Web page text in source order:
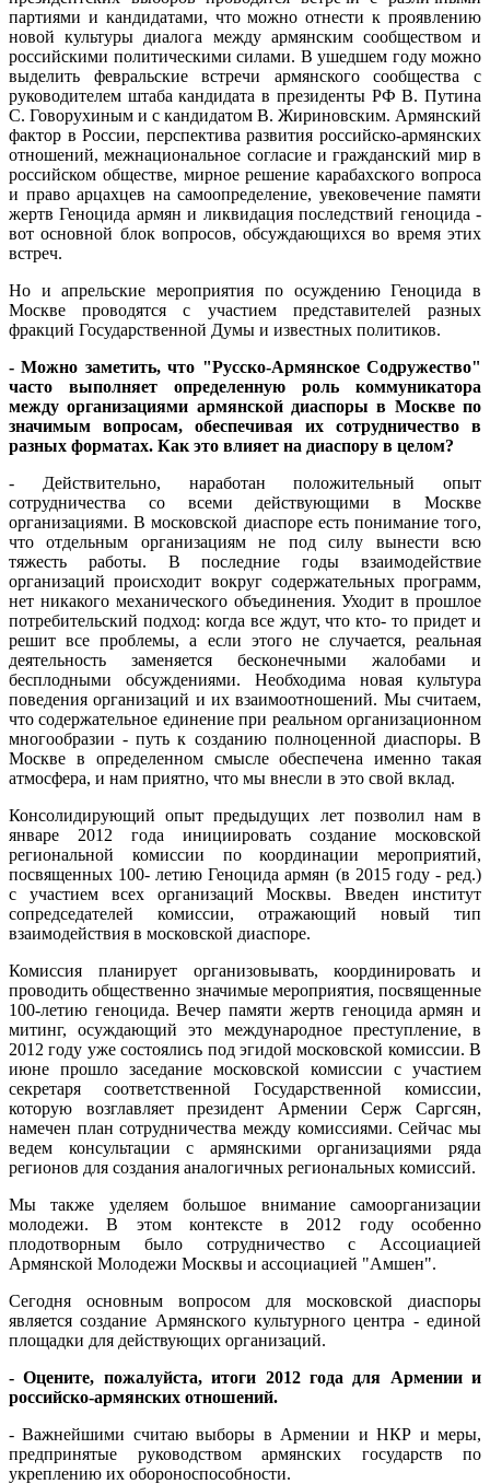
партиями и кандидатами, что можно отнести к проявлению
новой культуры диалога между армянским сообществом и
российскими политическими силами. В ушедшем году можно
выделить февральские встречи армянского сообщества с
руководителем штаба кандидата в президенты РФ В. Путина
С. Говорухиным и с кандидатом В. Жириновским. Армянский
фактор в России, перспектива развития российско-армянских
отношений, межнациональное согласие и гражданский мир в
российском обществе, мирное решение карабахского вопроса
и право арцахцев на самоопределение, увековечение памяти
жертв Геноцида армян и ликвидация последствий геноцида -
вот основной блок вопросов, обсуждающихся во время этих
встреч.
Но и апрельские мероприятия по осуждению Геноцида в
Москве проводятся с участием представителей разных
фракций Государственной Думы и известных политиков.
- Можно заметить, что "Русско-Армянское Содружество"
часто выполняет определенную роль коммуникатора
между организациями армянской диаспоры в Москве по
значимым вопросам, обеспечивая их сотрудничество в
разных форматах. Как это влияет на диаспору в целом?
- Действительно, наработан положительный опыт
сотрудничества со всеми действующими в Москве
организациями. В московской диаспоре есть понимание того,
что отдельным организациям не под силу вынести всю
тяжесть работы. В последние годы взаимодействие
организаций происходит вокруг содержательных программ,
нет никакого механического объединения. Уходит в прошлое
потребительский подход: когда все ждут, что кто- то придет и
решит все проблемы, а если этого не случается, реальная
деятельность заменяется бесконечными жалобами и
бесплодными обсуждениями. Необходима новая культура
поведения организаций и их взаимоотношений. Мы считаем,
что содержательное единение при реальном организационном
многообразии - путь к созданию полноценной диаспоры. В
Москве в определенном смысле обеспечена именно такая
атмосфера, и нам приятно, что мы внесли в это свой вклад.
Консолидирующий опыт предыдущих лет позволил нам в
январе 2012 года инициировать создание московской
региональной комиссии по координации мероприятий,
посвященных 100- летию Геноцида армян (в 2015 году - ред.)
с участием всех организаций Москвы. Введен институт
сопредседателей комиссии, отражающий новый тип
взаимодействия в московской диаспоре.
Комиссия планирует организовывать, координировать и
проводить общественно значимые мероприятия, посвященные
100-летию геноцида. Вечер памяти жертв геноцида армян и
митинг, осуждающий это международное преступление, в
2012 году уже состоялись под эгидой московской комиссии. В
июне прошло заседание московской комиссии с участием
секретаря соответственной Государственной комиссии,
которую возглавляет президент Армении Серж Саргсян,
намечен план сотрудничества между комиссиями. Сейчас мы
ведем консультации с армянскими организациями ряда
регионов для создания аналогичных региональных комиссий.
Мы также уделяем большое внимание самоорганизации
молодежи. В этом контексте в 2012 году особенно
плодотворным было сотрудничество с Ассоциацией
Армянской Молодежи Москвы и ассоциацией "Амшен".
Сегодня основным вопросом для московской диаспоры
является создание Армянского культурного центра - единой
площадки для действующих организаций.
- Оцените, пожалуйста, итоги 2012 года для Армении и
российско-армянских отношений.
- Важнейшими считаю выборы в Армении и НКР и меры,
предпринятые руководством армянских государств по
укреплению их обороноспособности.